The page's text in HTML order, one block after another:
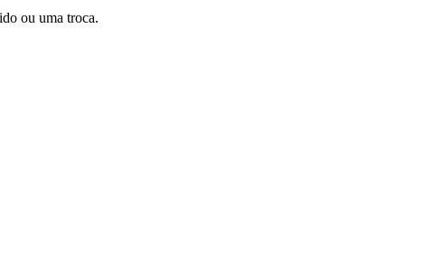
ou uma troca.